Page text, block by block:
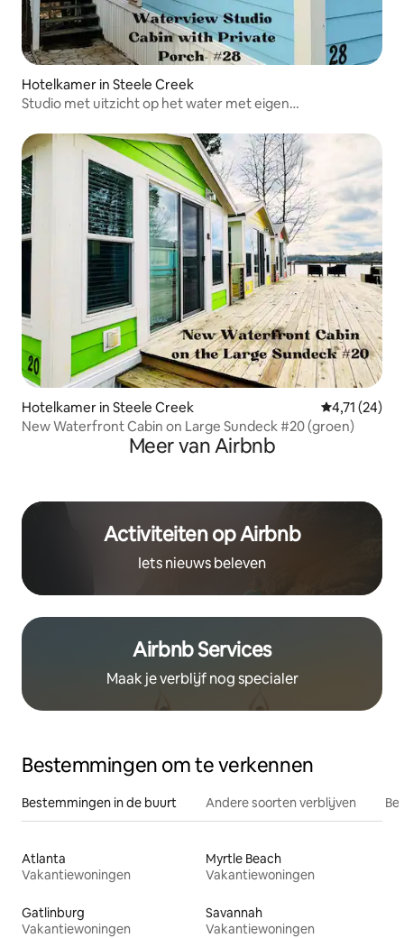
Hotelkamer in Steele Creek
Studio met uitzicht op het water met eigen
Hotelkamer in Steele Creek Gemiddelde
4,71 (24)
New Waterfront Cabin on Large Sundeck #20 (groen)
Meer van Airbnb
Activiteiten op Airbnb
Iets nieuws beleven
Airbnb Services
Maak je verblijf nog specialer
Bestemmingen om te verkennen
Bestemmingen in de buurt Andere soorten verblijven
Atlanta
Vakantiewoningen
Myrtle Beach
Vakantiewoningen
Gatlinburg
Vakantiewoningen
Savannah
Vakantiewoningen